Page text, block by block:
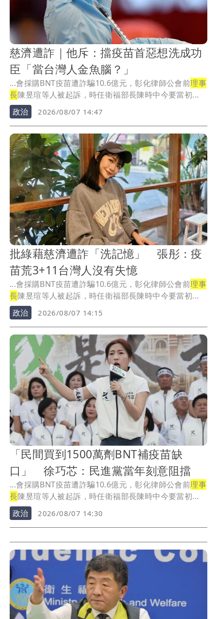
慈濟遭詐｜他斥：擋疫苗首惡想洗成功
臣「當台灣人金魚腦？」
...會採購BNT疫苗遭詐騙10.6億元，彰化律師公會前理事
長陳昱瑄等人被起訴，時任衛福部長陳時中今要當初...
政治
2026/08/07 14:47
批綠藉慈濟遭詐「洗記憶」 張彤：疫
苗荒3+11台灣人沒有失憶
...會採購BNT疫苗遭詐騙10.6億元，彰化律師公會前理事
長陳昱瑄等人被起訴，時任衛福部長陳時中今要當初...
政治
2026/08/07 14:15
「民間買到1500萬劑BNT補疫苗缺
口」 徐巧芯：民進黨當年刻意阻擋
...會採購BNT疫苗遭詐騙10.6億元，彰化律師公會前理事
長陳昱瑄等人被起訴，時任衛福部長陳時中今要當初...
政治
2026/08/07 14:30